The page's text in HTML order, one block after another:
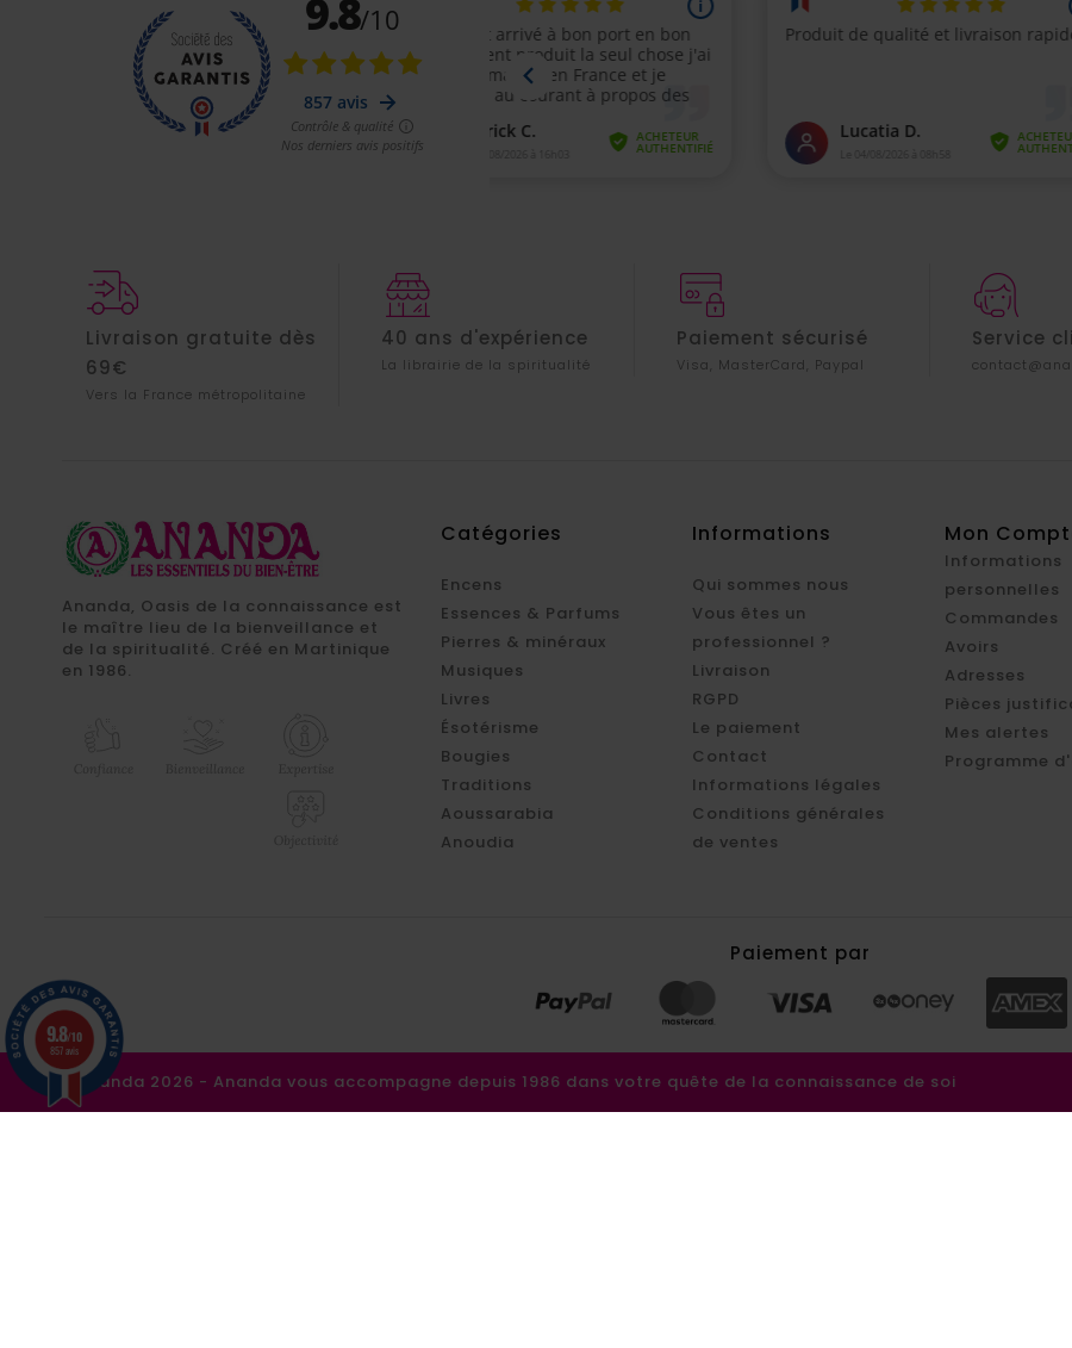
Livraison gratuite dès
69€
Vers la France métropolitaine
40 ans d'expérience
La librairie de la spiritualité
Paiement sécurisé
Visa, MasterCard, Paypal
Service
Ananda, Oasis de la connaissance est
le maître lieu de la bienveillance et
de la spiritualité. Créé en Martinique
en 1986.
Catégories
Encens
Essences & Parfums
Pierres & minéraux
Musiques
Livres
Ésotérisme
Bougies
Traditions
Aoussarabia
Anoudia
Informations
Qui sommes nous
Vous êtes un
professionnel ?
Livraison
RGPD
Le paiement
Contact
Informations légales
Conditions générales
de ventes
Mon
Informations
personnelles
Commandes
Avoirs
Adresses
Pièces
Mes alertes
Programme
Paiement par
©Ananda 2026 - Ananda vous accompagne depuis 1986 dans votre quête de la connaissance de soi
9.8/10
857 avis